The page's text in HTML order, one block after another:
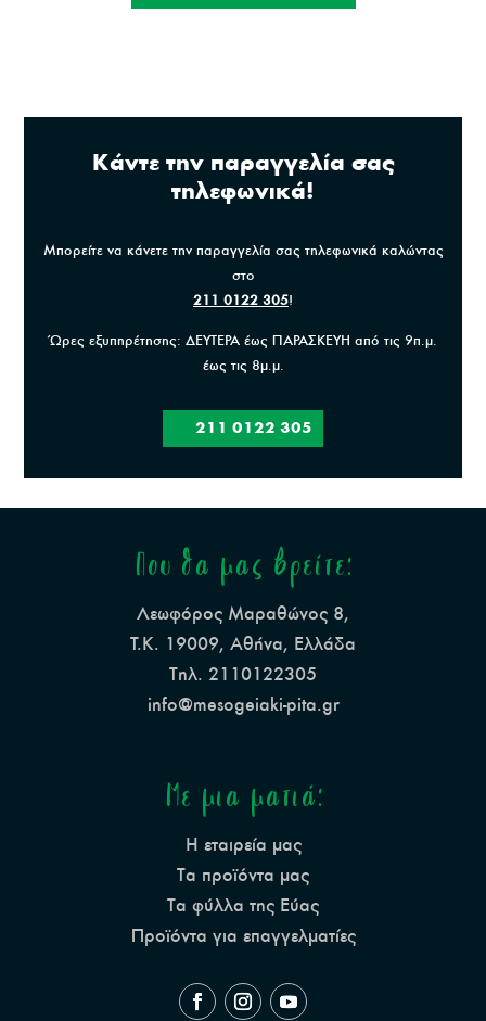
Κάντε την παραγγελία σας
τηλεφωνικά!
Μπορείτε να κάνετε την παραγγελία σας τηλεφωνικά καλώντας
στο
211 0122 305!
Ώρες εξυπηρέτησης: ΔΕΥΤΕΡΑ έως ΠΑΡΑΣΚΕΥΗ από τις 9π.μ.
έως τις 8μ.μ.
211 0122 305
Που θα μας βρείτε:
Λεωφόρος Μαραθώνος 8,
Τ.Κ. 19009, Αθήνα, Ελλάδα
Τηλ. 2110122305
info@mesogeiaki-pita.gr
Με μια ματιά:
Η εταιρεία μας
Τα προϊόντα μας
Τα φύλλα της Εύας
Προϊόντα για επαγγελματίες